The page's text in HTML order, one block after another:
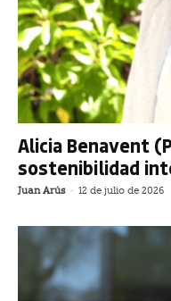
Alicia Benavent
sostenibilidad
Juan Arús - 12 de julio de 2026